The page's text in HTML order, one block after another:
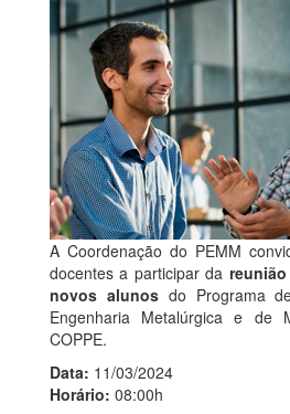
A Coordenação do PEMM
docentes a participar da
novos alunosdo Programa
Engenharia Metalúrgica e de
COPPE.
Data: 11/03/2024
Horário: 08:00h